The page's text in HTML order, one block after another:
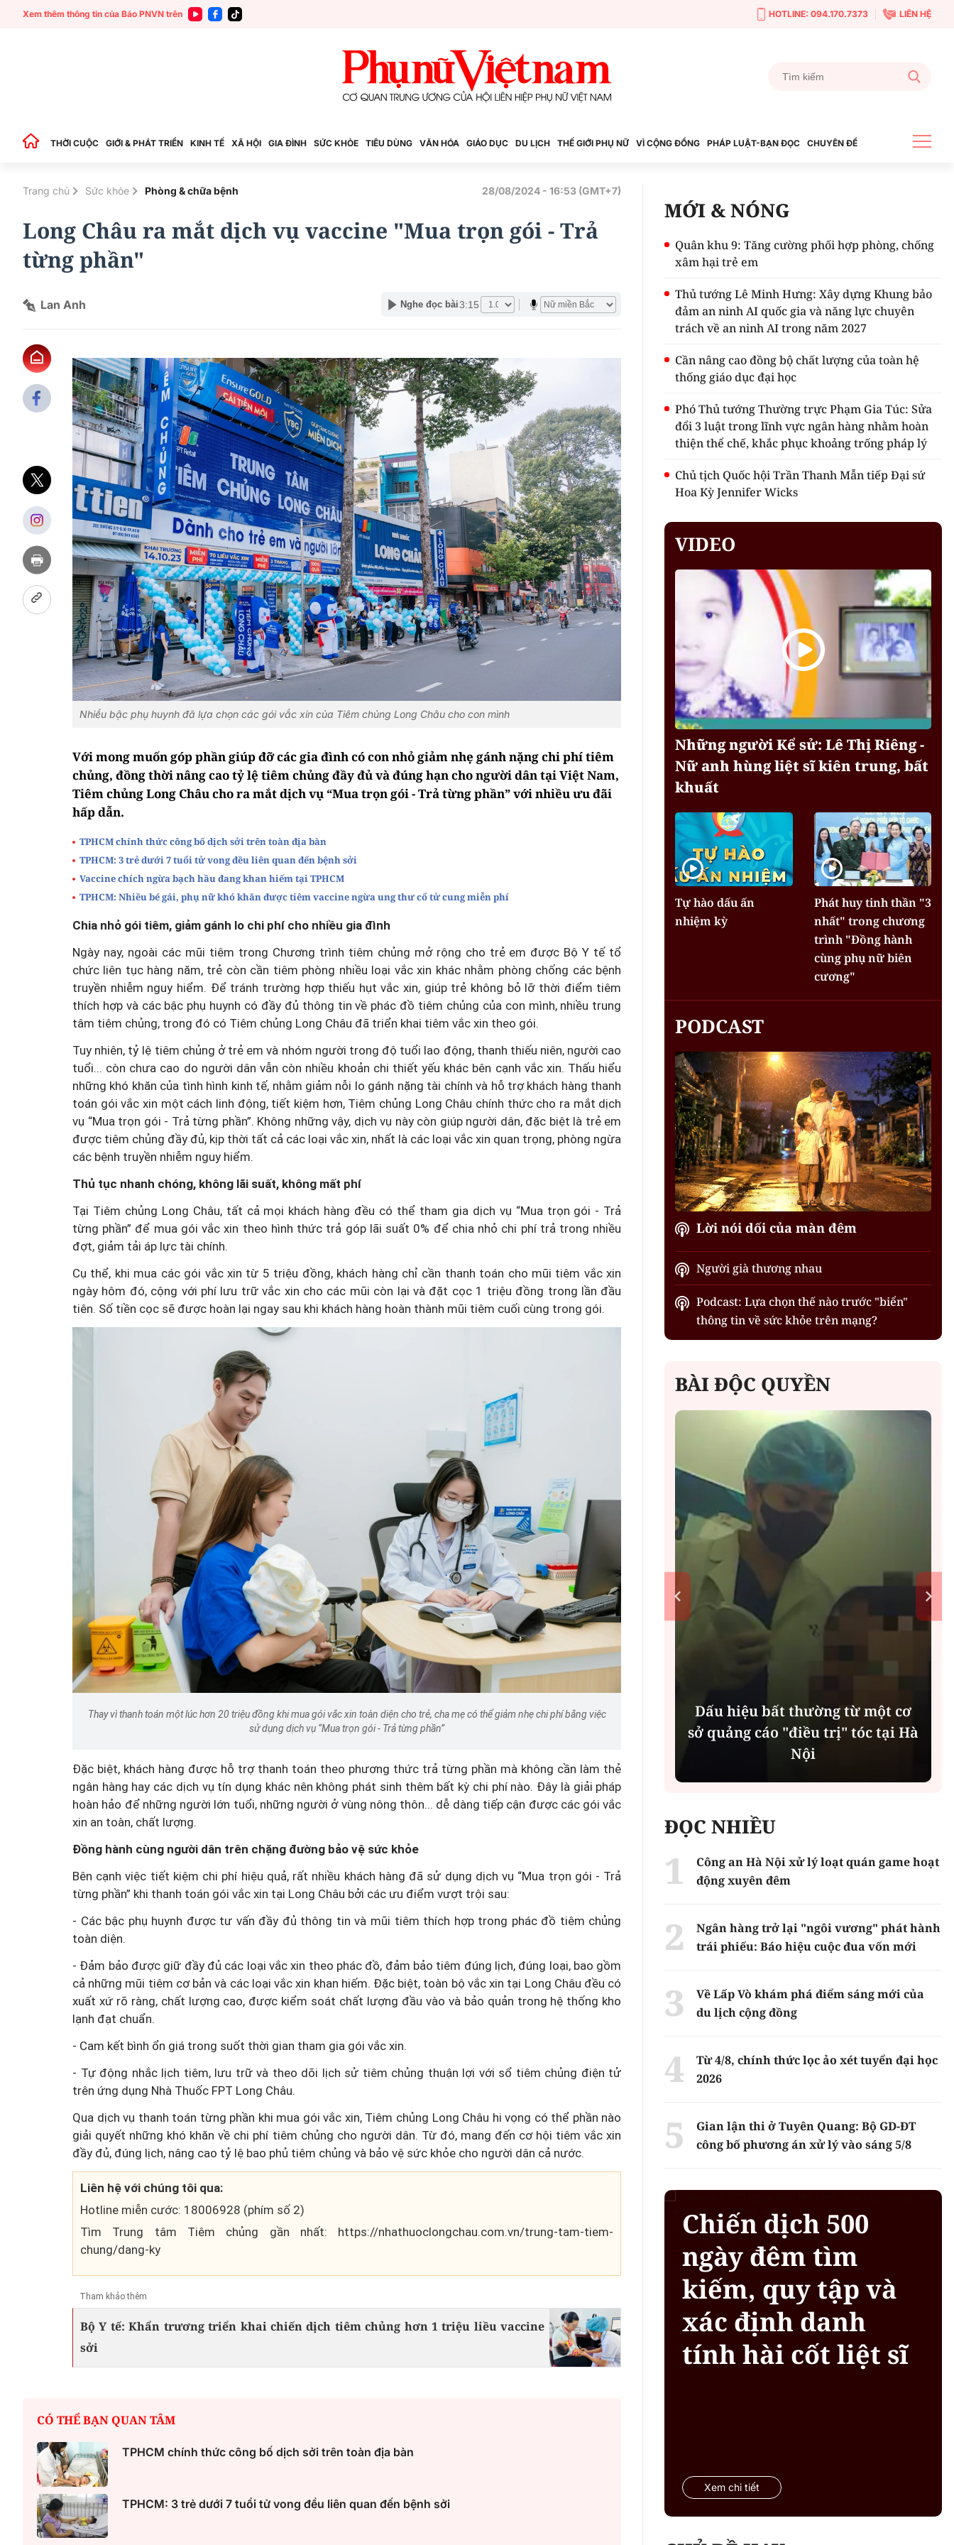
Xem thêm thông tin của Báo PNVN trên HOTLINE: 094.170.7373 LIÊN HỆ
THỜI CUỘC GIỚI & PHÁT TRIỂN KINH TẾ XÃ HỘI GIA ĐÌNH SỨC KHỎE TIÊU DÙNG VĂN HÓA GIÁO DỤC DU LỊCH THẾ GIỚI PHỤ NỮ VÌ CỘNG ĐỒNG PHÁP LUẬT-BẠN ĐỌC CHUYÊN ĐỀ
Trang chủ Sức khỏe Phòng & chữa bệnh 28/08/2024 - 16:53 (GMT+7)
Long Châu ra mắt dịch vụ vaccine "Mua trọn gói - Trả
từng phần"
Lan Anh Nghe đọc bài3:15
Nhiều bậc phụ huynh đã lựa chọn các gói vắc xin của Tiêm chủng Long Châu cho con mình
Với mong muốn góp phần giúp đỡ các gia đình có con nhỏ giảm nhẹ gánh nặng chi phí tiêm
chủng, đồng thời nâng cao tỷ lệ tiêm chủng đầy đủ và đúng hạn cho người dân tại Việt Nam,
Tiêm chủng Long Châu cho ra mắt dịch vụ “Mua trọn gói - Trả từng phần” với nhiều ưu đãi
hấp dẫn.
TPHCM chính thức công bố dịch sởi trên toàn địa bàn
TPHCM: 3 trẻ dưới 7 tuổi tử vong đều liên quan đến bệnh sởi
Vaccine chích ngừa bạch hầu đang khan hiếm tại TPHCM
TPHCM: Nhiều bé gái, phụ nữ khó khăn được tiêm vaccine ngừa ung thư cổ tử cung miễn phí
Chia nhỏ gói tiêm, giảm gánh lo chi phí cho nhiều gia đình
Ngày nay, ngoài các mũi tiêm trong Chương trình tiêm chủng mở rộng cho trẻ em được Bộ Y tế tổ
chức liên tục hàng năm, trẻ còn cần tiêm phòng nhiều loại vắc xin khác nhằm phòng chống các bệnh
truyền nhiễm nguy hiểm. Để tránh trường hợp thiếu hụt vắc xin, giúp trẻ không bỏ lỡ thời điểm tiêm
thích hợp và các bậc phụ huynh có đầy đủ thông tin về phác đồ tiêm chủng của con mình, nhiều trung
tâm tiêm chủng, trong đó có Tiêm chủng Long Châu đã triển khai tiêm vắc xin theo gói.
Tuy nhiên, tỷ lệ tiêm chủng ở trẻ em và nhóm người trong độ tuổi lao động, thanh thiếu niên, người cao
tuổi... còn chưa cao do người dân vẫn còn nhiều khoản chi thiết yếu khác bên cạnh vắc xin. Thấu hiểu
những khó khăn của tình hình kinh tế, nhằm giảm nỗi lo gánh nặng tài chính và hỗ trợ khách hàng thanh
toán gói vắc xin một cách linh động, tiết kiệm hơn, Tiêm chủng Long Châu chính thức cho ra mắt dịch
vụ “Mua trọn gói - Trả từng phần”. Không những vậy, dịch vụ này còn giúp người dân, đặc biệt là trẻ em
được tiêm chủng đầy đủ, kịp thời tất cả các loại vắc xin, nhất là các loại vắc xin quan trọng, phòng ngừa
các bệnh truyền nhiễm nguy hiểm.
Thủ tục nhanh chóng, không lãi suất, không mất phí
Tại Tiêm chủng Long Châu, tất cả mọi khách hàng đều có thể tham gia dịch vụ “Mua trọn gói - Trả
từng phần” để mua gói vắc xin theo hình thức trả góp lãi suất 0% để chia nhỏ chi phí trả trong nhiều
đợt, giảm tải áp lực tài chính.
Cụ thể, khi mua các gói vắc xin từ 5 triệu đồng, khách hàng chỉ cần thanh toán cho mũi tiêm vắc xin
ngày hôm đó, cộng với phí lưu trữ vắc xin cho các mũi còn lại và đặt cọc 1 triệu đồng trong lần đầu
tiên. Số tiền cọc sẽ được hoàn lại ngay sau khi khách hàng hoàn thành mũi tiêm cuối cùng trong gói.
Thay vì thanh toán một lúc hơn 20 triệu đồng khi mua gói vắc xin toàn diện cho trẻ, cha mẹ có thể giảm nhẹ chi phí bằng việc
sử dụng dịch vụ “Mua trọn gói - Trả từng phần”
Đặc biệt, khách hàng được hỗ trợ thanh toán theo phương thức trả từng phần mà không cần làm thẻ
ngân hàng hay các dịch vụ tín dụng khác nên không phát sinh thêm bất kỳ chi phí nào. Đây là giải pháp
hoàn hảo để những người lớn tuổi, những người ở vùng nông thôn... dễ dàng tiếp cận được các gói vắc
xin an toàn, chất lượng.
Đồng hành cùng người dân trên chặng đường bảo vệ sức khỏe
Bên cạnh việc tiết kiệm chi phí hiệu quả, rất nhiều khách hàng đã sử dụng dịch vụ “Mua trọn gói - Trả
từng phần” khi thanh toán gói vắc xin tại Long Châu bởi các ưu điểm vượt trội sau:
- Các bậc phụ huynh được tư vấn đầy đủ thông tin và mũi tiêm thích hợp trong phác đồ tiêm chủng
toàn diện.
- Đảm bảo được giữ đầy đủ các loại vắc xin theo phác đồ, đảm bảo tiêm đúng lịch, đúng loại, bao gồm
cả những mũi tiêm cơ bản và các loại vắc xin khan hiếm. Đặc biệt, toàn bộ vắc xin tại Long Châu đều có
xuất xứ rõ ràng, chất lượng cao, được kiểm soát chất lượng đầu vào và bảo quản trong hệ thống kho
lạnh đạt chuẩn.
- Cam kết bình ổn giá trong suốt thời gian tham gia gói vắc xin.
- Tự động nhắc lịch tiêm, lưu trữ và theo dõi lịch sử tiêm chủng thuận lợi với sổ tiêm chủng điện tử
trên ứng dụng Nhà Thuốc FPT Long Châu.
Qua dịch vụ thanh toán từng phần khi mua gói vắc xin, Tiêm chủng Long Châu hi vọng có thể phần nào
giải quyết những khó khăn về chi phí tiêm chủng cho người dân. Từ đó, mang đến cơ hội tiêm vắc xin
đầy đủ, đúng lịch, nâng cao tỷ lệ bao phủ tiêm chủng và bảo vệ sức khỏe cho người dân cả nước.
Liên hệ với chúng tôi qua:
Hotline miễn cước: 18006928 (phím số 2)
Tìm Trung tâm Tiêm chủng gần nhất: https://nhathuoclongchau.com.vn/trung-tam-tiem-
chung/dang-ky
Tham khảo thêm
Bộ Y tế: Khẩn trương triển khai chiến dịch tiêm chủng hơn 1 triệu liều vaccine
sởi
CÓ THỂ BẠN QUAN TÂM
TPHCM chính thức công bố dịch sởi trên toàn địa bàn
TPHCM: 3 trẻ dưới 7 tuổi tử vong đều liên quan đến bệnh sởi
MỚI & NÓNG
Quân khu 9: Tăng cường phối hợp phòng, chống
xâm hại trẻ em
Thủ tướng Lê Minh Hưng: Xây dựng Khung bảo
đảm an ninh AI quốc gia và năng lực chuyên
trách về an ninh AI trong năm 2027
Cần nâng cao đồng bộ chất lượng của toàn hệ
thống giáo dục đại học
Phó Thủ tướng Thường trực Phạm Gia Túc: Sửa
đổi 3 luật trong lĩnh vực ngân hàng nhằm hoàn
thiện thể chế, khắc phục khoảng trống pháp lý
Chủ tịch Quốc hội Trần Thanh Mẫn tiếp Đại sứ
Hoa Kỳ Jennifer Wicks
VIDEO
Những người Kể sử: Lê Thị Riêng -
Nữ anh hùng liệt sĩ kiên trung, bất
khuất
Tự hào dấu ấn
nhiệm kỳ
Phát huy tinh thần "3
nhất" trong chương
trình "Đồng hành
cùng phụ nữ biên
cương"
PODCAST
Lời nói dối của màn đêm
Người già thương nhau
Podcast: Lựa chọn thế nào trước "biển"
thông tin về sức khỏe trên mạng?
BÀI ĐỘC QUYỀN
thiên
MSB: Lợi nhuận quý II đến từ trụ
Dấu hiệu bất thường từ một cơ
sở quảng cáo "điều trị" tóc tại Hà
Podcast: Lựa chọn thế nào trước
"biển" thông tin về sức khỏe trên
mạng?
ĐỌC NHIỀU
Công an Hà Nội xử lý loạt quán game hoạt
động xuyên đêm
Ngân hàng trở lại "ngôi vương" phát hành
trái phiếu: Báo hiệu cuộc đua vốn mới
Về Lấp Vò khám phá điểm sáng mới của
du lịch cộng đồng
Từ 4/8, chính thức lọc ảo xét tuyển đại học
2026
Gian lận thi ở Tuyên Quang: Bộ GD-ĐT
công bố phương án xử lý vào sáng 5/8
Chiến dịch 500
ngày đêm tìm
kiếm, quy tập và
xác định danh
tính hài cốt liệt sĩ
Xem chi tiết